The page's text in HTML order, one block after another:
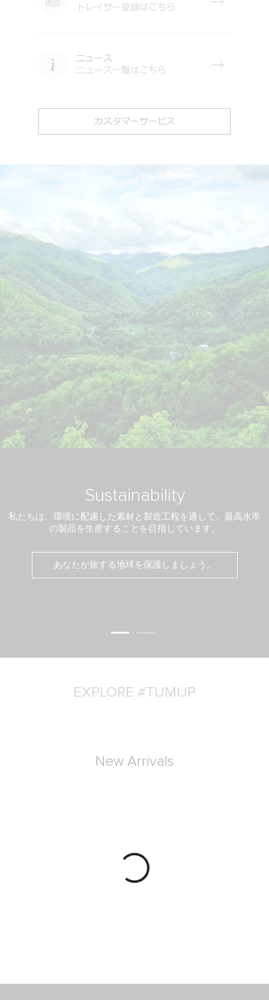
トレイサー登録はこちら
ニュース
ニュース一覧はこちら
カスタマーサービス
Sustainability
私たちは、環境に配慮した素材と製造工程を通して、 最高水準
の製品を生産することを目指しています。
あなたが旅する地球を保護しましょう。
EXPLORE #TUMIJP
New Arrivals